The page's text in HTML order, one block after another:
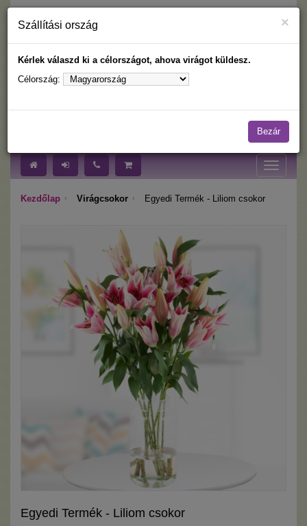
Nyelv:
Toggle
Kezdőlap
Virágcsokor Egyedi Termék - Liliom csokor
Egyedi Termék - Liliom csokor
×
Szállítási ország
Kérlek válaszd ki a célországot, ahova virágot küldesz.
Célország:
Bezár